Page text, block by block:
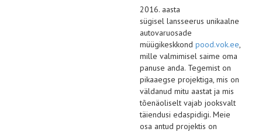
2016. aasta
sügisel lansseerus unikaalne
autovaruosade
müügikeskkond pood.vok.ee,
mille valmimisel saime oma
panuse anda. Tegemist on
pikaaegse projektiga, mis on
väldanud mitu aastat ja mis
tõenäoliselt vajab jooksvalt
täiendusi edaspidigi. Meie
osa antud projektis on